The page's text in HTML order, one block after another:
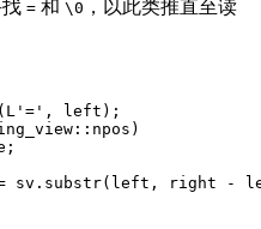
= 和 \0 ，以此类推直至读
( L'=' , left);
sv. substr(left, right -